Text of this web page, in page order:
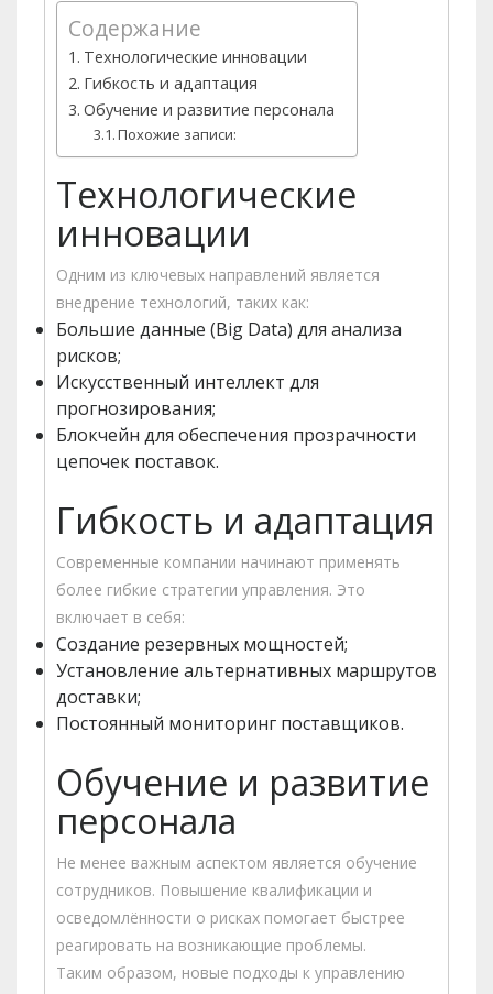
Содержание
Технологические инновации
Гибкость и адаптация
Обучение и развитие персонала
Похожие записи:
Технологические
инновации
Одним из ключевых направлений является
внедрение технологий, таких как:
Большие данные (Big Data) для анализа
рисков;
Искусственный интеллект для
прогнозирования;
Блокчейн для обеспечения прозрачности
цепочек поставок.
Гибкость и адаптация
Современные компании начинают применять
более гибкие стратегии управления. Это
включает в себя:
Создание резервных мощностей;
Установление альтернативных маршрутов
доставки;
Постоянный мониторинг поставщиков.
Обучение и развитие
персонала
Не менее важным аспектом является обучение
сотрудников. Повышение квалификации и
осведомлённости о рисках помогает быстрее
реагировать на возникающие проблемы.
Таким образом, новые подходы к управлению